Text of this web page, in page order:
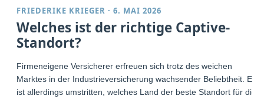
FRIEDERIKE KRIEGER ·6. MAI 2026
Welches ist der richtige Captive-
Standort?
Firmeneigene Versicherer erfreuen sich trotz des weichen
Marktes in der Industrieversicherung wachsender Beliebtheit. Es
ist allerdings umstritten, welches Land der beste Standort für die